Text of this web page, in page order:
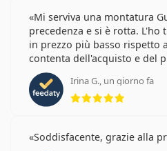
Mi serviva una montatura
precedenza e si è rotta. L'ho
in prezzo più basso rispetto
contenta dell'acquisto e del
Irina G., un giorno fa
Soddisfacente, grazie alla